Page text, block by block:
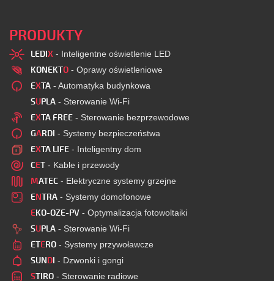
PRODUKTY
LEDIX - Inteligentne oświetlenie LED
KONEKTO - Oprawy oświetleniowe
EXTA - Automatyka budynkowa
SUPLA - Sterowanie Wi-Fi
EXTA FREE - Sterowanie bezprzewodowe
GARDI - Systemy bezpieczeństwa
EXTA LIFE - Inteligentny dom
CET - Kable i przewody
MATEC - Elektryczne systemy grzejne
ENTRA - Systemy domofonowe
EKO-OZE-PV - Optymalizacja fotowoltaiki
SUPLA - Sterowanie Wi-Fi
ETERO - Systemy przywoławcze
SUNDI - Dzwonki i gongi
STIRO - Sterowanie radiowe